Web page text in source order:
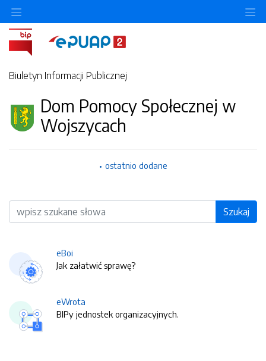
Biuletyn Informacji Publicznej
Dom Pomocy Społecznej w
Wojszycach
ostatnio dodane
Wyszukiwarka Szukaj
eBoi
Jak załatwić sprawę?
eWrota
BIPy jednostek organizacyjnych.